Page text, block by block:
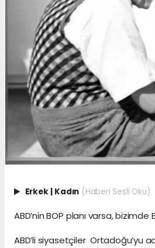
Erkek | Kadın (Haberi Sesli Oku)
ABD’nin BOP planı varsa, bizimde
ABD’li siyasetçiler Ortadoğu’yu